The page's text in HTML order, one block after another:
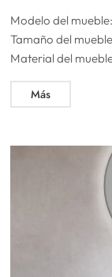
Modelo del
Tamaño del
Material del
Más